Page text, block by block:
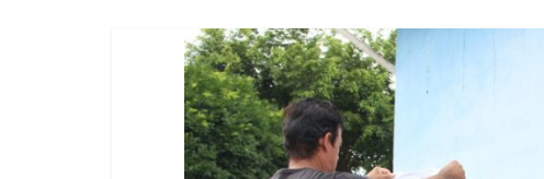
Prefeitura
Guaratinguetá